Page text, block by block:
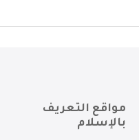
مواقع التعريف
بالإسلام